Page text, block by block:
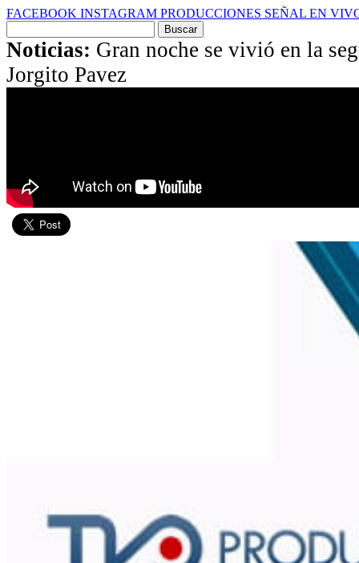
FACEBOOK INSTAGRAM PRODUCCIONES SEÑAL EN
por:
Noticias: Gran noche se vivió en la
Jorgito Pavez